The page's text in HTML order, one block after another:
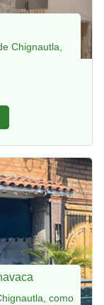
Chignautla,
como